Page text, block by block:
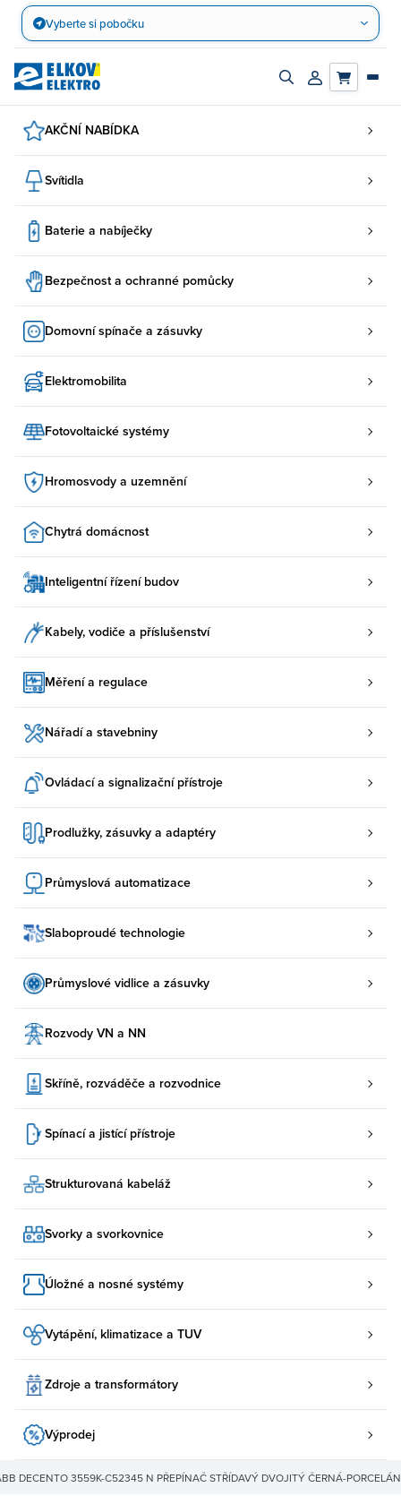
Přejít
obsah
Vyberte si pobočku
Zapnout/vypnout
Přihlásit/
AKČNÍ NABÍDKA
Svítidla
Baterie a nabíječky
Bezpečnost a ochranné pomůcky
Domovní spínače a zásuvky
Elektromobilita
Fotovoltaické systémy
Hromosvody a uzemnění
Chytrá domácnost
Inteligentní řízení budov
Kabely, vodiče a příslušenství
Měření a regulace
Nářadí a stavebniny
Ovládací a signalizační přístroje
Prodlužky, zásuvky a adaptéry
Průmyslová automatizace
Slaboproudé technologie
Průmyslové vidlice a zásuvky
Rozvody VN a NN
Skříně, rozváděče a rozvodnice
Spínací a jistící přístroje
Strukturovaná kabeláž
Svorky a svorkovnice
Úložné a nosné systémy
Vytápění, klimatizace a TUV
Zdroje a transformátory
Výprodej
DECENTO 3559K-C52345 N PŘEPÍNAČ STŘÍDAVÝ DVOJITÝ ČERNÁ-PORCELÁN